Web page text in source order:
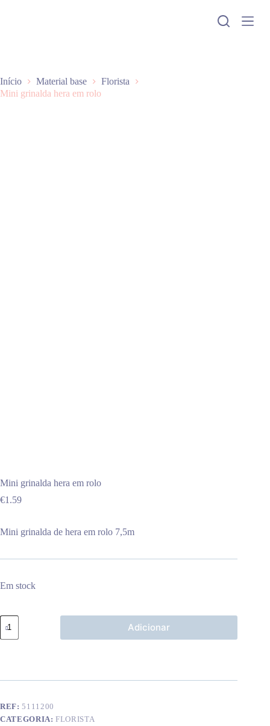
a
r
a
Início Material base
Florista
Mini grinalda hera em rolo
Mini grinalda hera em rolo
€1.59
Mini grinalda de hera em rolo 7,5m
Em stock
Quantidade
de
Mini
rolo
Adicionar
REF:5111200
CATEGORIA:FLORISTA